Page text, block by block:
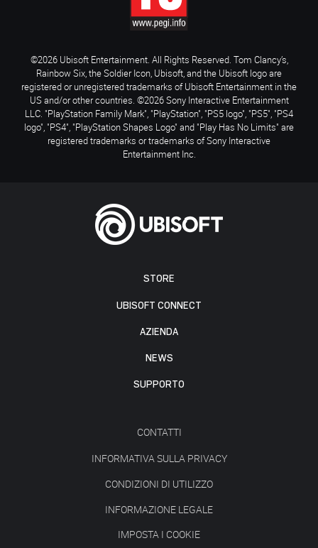
STORE
UBISOFT CONNECT
AZIENDA
NEWS
SUPPORTO
CONTATTI
INFORMATIVA SULLA PRIVACY
CONDIZIONI DI UTILIZZO
INFORMAZIONE LEGALE
IMPOSTA I COOKIE
©2026 Ubisoft Entertainment. All Rights Reserved. Tom Clancy’s,
Rainbow Six, the Soldier Icon, Ubisoft, and the Ubisoft logo are
registered or unregistered trademarks of Ubisoft Entertainment in the
US and/or other countries. ©2026 Sony Interactive Entertainment
LLC. "PlayStation Family Mark", "PlayStation", "PS5 logo", "PS5", "PS4
logo", "PS4", "PlayStation Shapes Logo" and "Play Has No Limits" are
registered trademarks or trademarks of Sony Interactive
Entertainment Inc.